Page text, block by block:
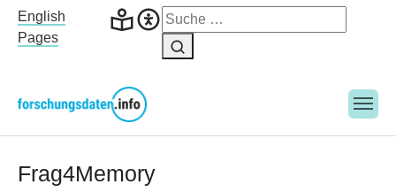
Skip to main navigation
Skip to main content
Skip to page footer
English
Pages
Frag4Memory